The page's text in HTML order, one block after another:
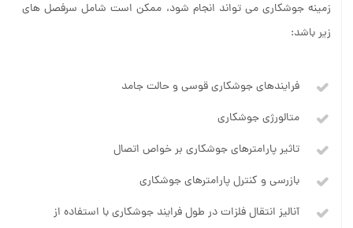
زمینه جوشکاری می تواند انجام شود، ممکن است شامل سرفصل های
زیر باشد:
فرایندهای جوشکاری قوسی و حالت جامد
متالورژی جوشکاری
تاثیر پارامترهای جوشکاری بر خواص اتصال
بازرسی و کنترل پارامترهای جوشکاری
آنالیز انتقال فلزات در طول فرایند جوشکاری با استفاده از